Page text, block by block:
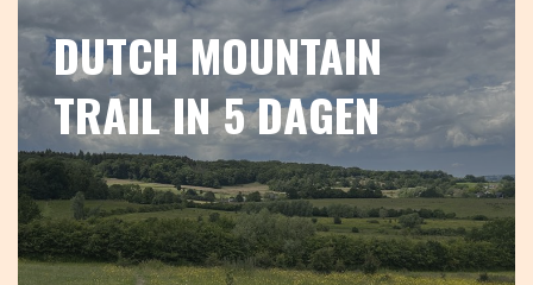
DUTCH MOUNTAIN
TRAIL IN 5 DAGEN